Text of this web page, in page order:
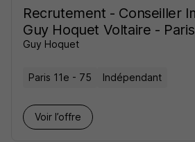
Recrutement - Conseiller
Guy Hoquet Voltaire -
Guy Hoquet
Paris 11e - 75 Indépendant
Voir l’offre